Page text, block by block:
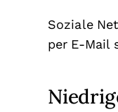
Soziale
per E-Mail